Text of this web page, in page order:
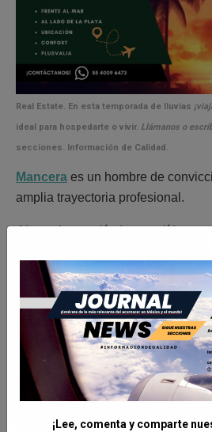
Real Estate. En esta temporada de lluvias
ideal para hospedarte o vivir. Llámanos o
secciones. Información de Calidad.
Mancera es un hombre de
amplia trayectoria profesional.
Abogado, académico y político
hombres y mujeresen los
vida política, social y cultural de
¡Lee, comenta y comparte